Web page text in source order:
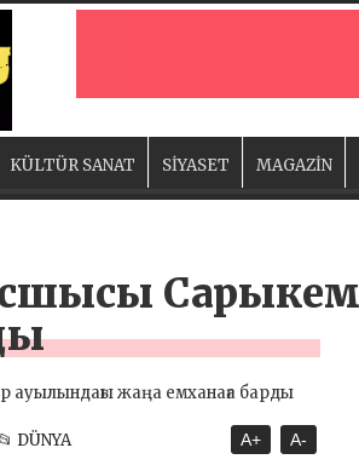
KÜLTÜR SANAT SİYASET MAGAZİN
DÜNYA A+ A-